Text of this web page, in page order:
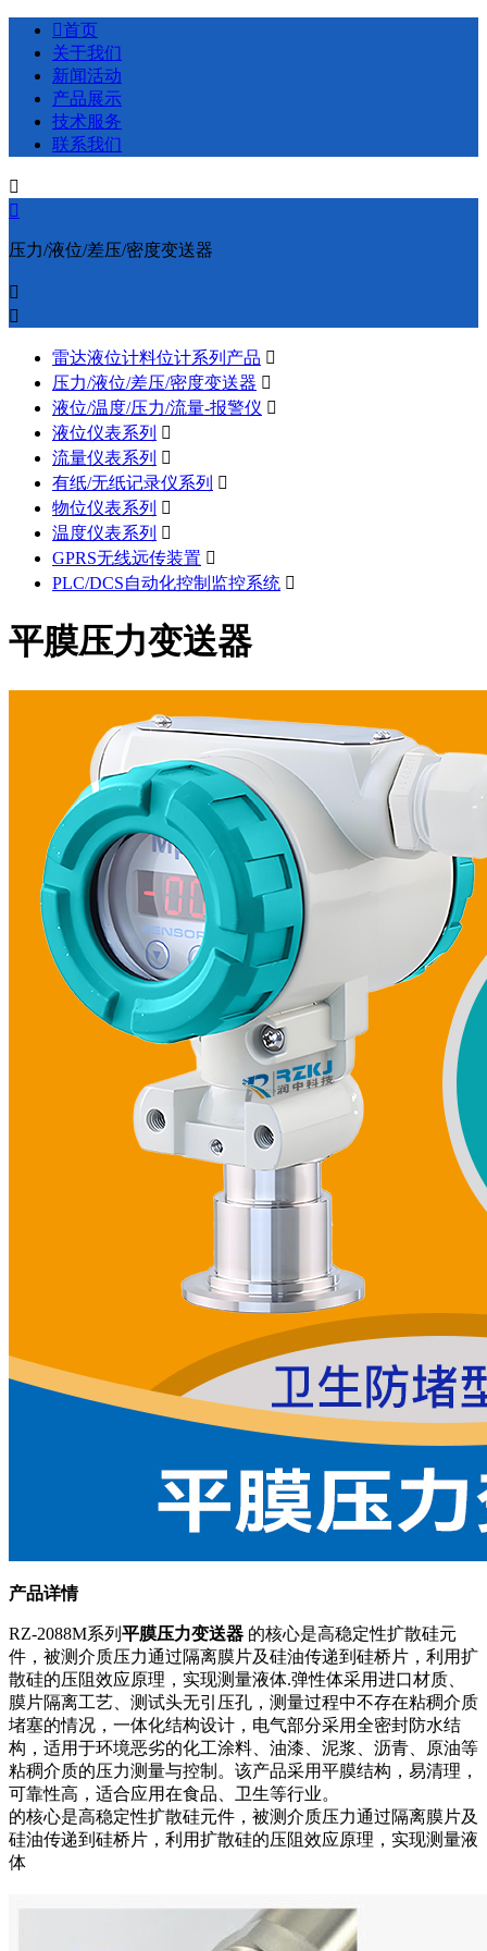
首页
关于我们
新闻活动
产品展示
技术服务
联系我们


压力/液位/差压/密度变送器


雷达液位计料位计系列产品 
压力/液位/差压/密度变送器 
液位/温度/压力/流量-报警仪 
液位仪表系列 
流量仪表系列 
有纸/无纸记录仪系列 
物位仪表系列 
温度仪表系列 
GPRS无线远传装置 
PLC/DCS自动化控制监控系统 
平膜压力变送器
产品详情
RZ-2088M系列 平膜压力变送器 的核心是高稳定性扩散硅元
件，被测介质压力通过隔离膜片及硅油传递到硅桥片，利用扩
散硅的压阻效应原理，实现测量液体.弹性体采用进口材质、
膜片隔离工艺、测试头无引压孔，测量过程中不存在粘稠介质
堵塞的情况，一体化结构设计，电气部分采用全密封防水结
构，适用于环境恶劣的化工涂料、油漆、泥浆、沥青、原油等
粘稠介质的压力测量与控制。该产品采用平膜结构，易清理，
可靠性高，适合应用在食品、卫生等行业。
的核心是高稳定性扩散硅元件，被测介质压力通过隔离膜片及
硅油传递到硅桥片，利用扩散硅的压阻效应原理，实现测量液
体